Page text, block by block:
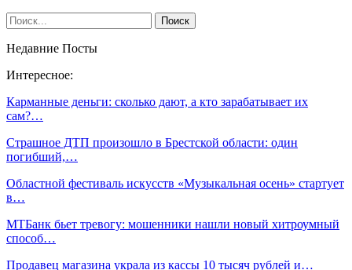
Недавние Посты
Интересное:
Карманные деньги: сколько дают, а кто зарабатывает их
сам?…
Страшное ДТП произошло в Брестской области: один
погибший,…
Областной фестиваль искусств «Музыкальная осень» стартует
в…
МТБанк бьет тревогу: мошенники нашли новый хитроумный
способ…
Продавец магазина украла из кассы 10 тысяч рублей и…